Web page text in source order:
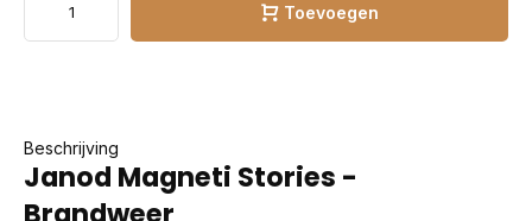
Toevoegen
Beschrijving
Janod Magneti Stories -